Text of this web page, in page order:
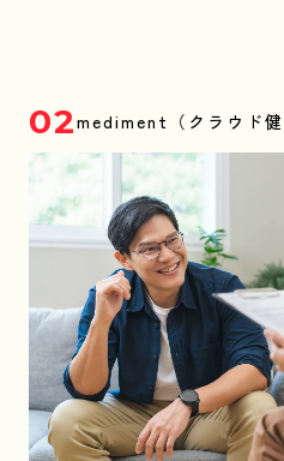
02mediment（クラウド健